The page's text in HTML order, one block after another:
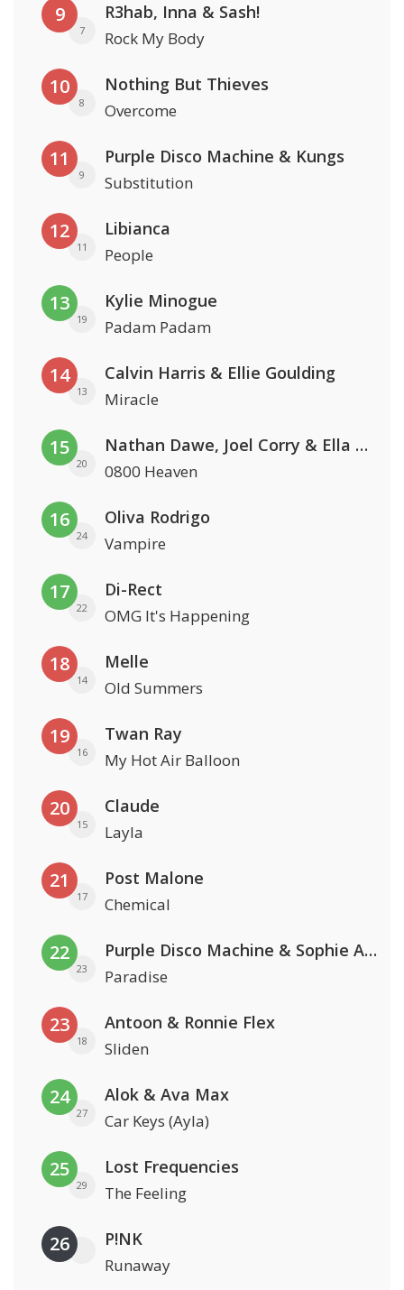
9
7
R3hab, Inna & Sash!
Rock My Body
10
8
Nothing But Thieves
Overcome
11
9
Purple Disco Machine & Kungs
Substitution
12
11
Libianca
People
13
19
Kylie Minogue
Padam Padam
14
13
Calvin Harris & Ellie Goulding
Miracle
15
20
Nathan Dawe, Joel Corry & Ella Henderson
0800 Heaven
16
24
Oliva Rodrigo
Vampire
17
22
Di-Rect
OMG It's Happening
18
14
Melle
Old Summers
19
16
Twan Ray
My Hot Air Balloon
20
15
Claude
Layla
21
17
Post Malone
Chemical
22
23
Purple Disco Machine & Sophie And The Giants
Paradise
23
18
Antoon & Ronnie Flex
Sliden
24
27
Alok & Ava Max
Car Keys (Ayla)
25
29
Lost Frequencies
The Feeling
26 P!NK
Runaway